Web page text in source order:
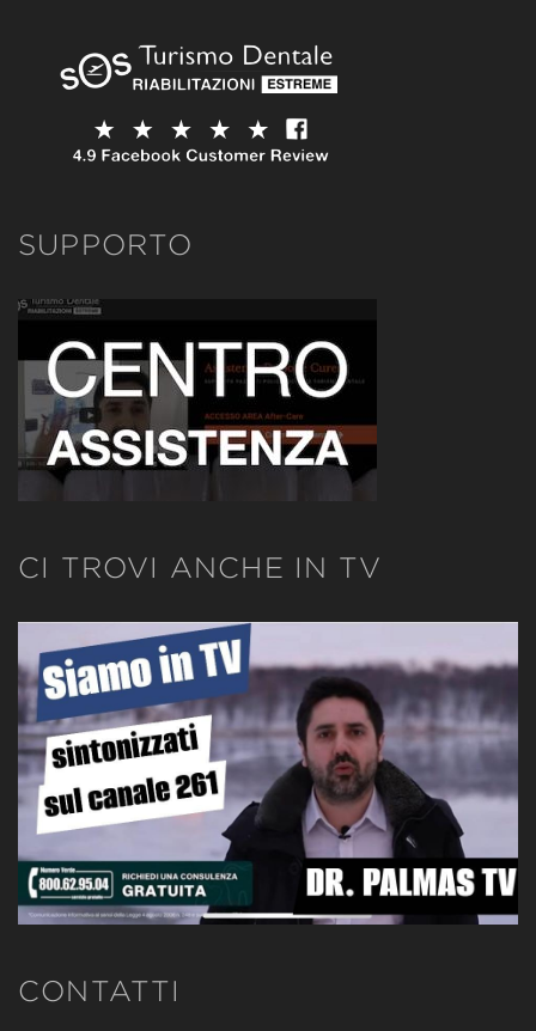
SUPPORTO
CI TROVI ANCHE IN TV
CONTATTI